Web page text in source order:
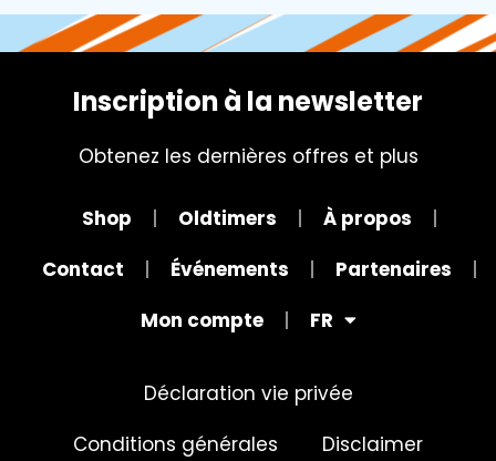
Inscription à la newsletter
Obtenez les dernières offres et plus
Shop Oldtimers
À propos
Contact
Événements
Partenaires
Mon compte
FR
Déclaration vie privée
Conditions générales
Disclaimer